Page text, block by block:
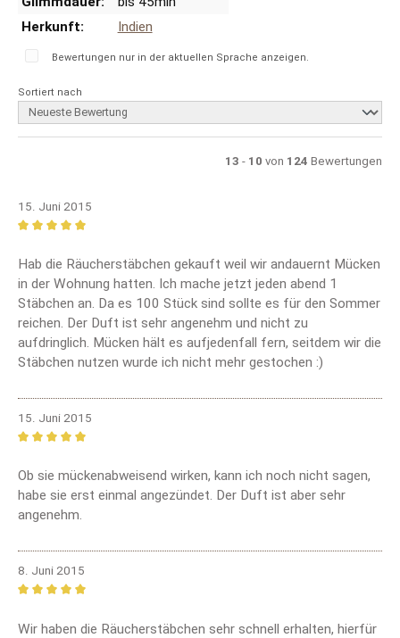
Herkunft:
Indien
Bewertungen nur in der aktuellen Sprache anzeigen.
Sortiert nach
13 - 10 von 124 Bewertungen
15. Juni 2015
Hab die Räucherstäbchen gekauft weil wir andauernt Mücken
in der Wohnung hatten. Ich mache jetzt jeden abend 1
Stäbchen an. Da es 100 Stück sind sollte es für den Sommer
reichen. Der Duft ist sehr angenehm und nicht zu
aufdringlich. Mücken hält es aufjedenfall fern, seitdem wir die
Stäbchen nutzen wurde ich nicht mehr gestochen :)
15. Juni 2015
Ob sie mückenabweisend wirken, kann ich noch nicht sagen,
habe sie erst einmal angezündet. Der Duft ist aber sehr
angenehm.
8. Juni 2015
Wir haben die Räucherstäbchen sehr schnell erhalten, hierfür